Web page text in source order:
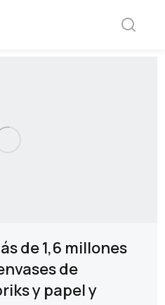
de 1,6 millones
de
y papel y